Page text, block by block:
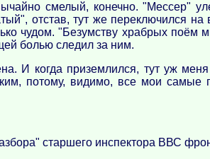
смелый, конечно. "Мессер"
отстав, тут же переключился
чудом. "Безумству храбрых
болью следил за ним.
И когда приземлился, тут уж
потому, видимо, все мои
старшего инспектора ВВС